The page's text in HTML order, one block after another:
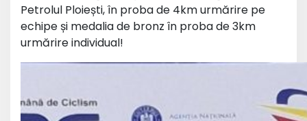
Petrolul Ploiești, în proba de 4km urmărire pe
echipe și medalia de bronz în proba de 3km
urmărire individual!